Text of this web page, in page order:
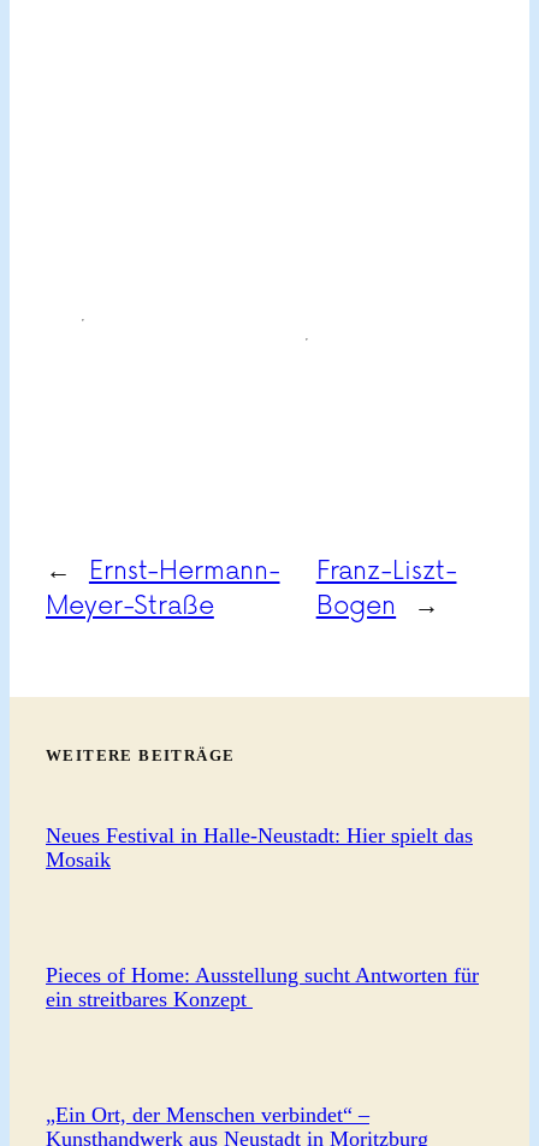
←
Ernst-Hermann-
Meyer-Straße
Franz-Liszt-
Bogen
→
WEITERE BEITRÄGE
Neues Festival in Halle-Neustadt: Hier spielt das
Mosaik
Pieces of Home: Ausstellung sucht Antworten für
ein streitbares Konzept
„Ein Ort, der Menschen verbindet“ –
Kunsthandwerk aus Neustadt in Moritzburg